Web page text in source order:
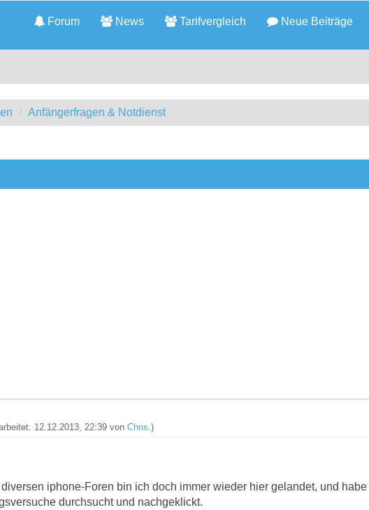
Forum News Tarifvergleich Neue Beiträge
Anfängerfragen & Notdienst
12.12.2013, 22:39 von Chris .)
iphone-Foren bin ich doch immer wieder hier gelandet, und
durchsucht und nachgeklickt.